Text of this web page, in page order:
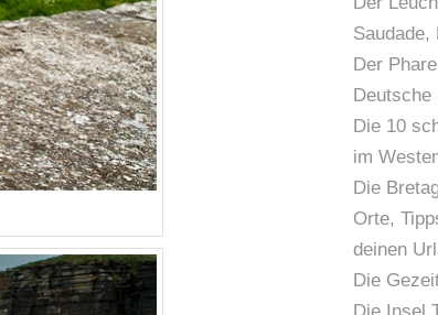
Saudade,
Der
Deutsche
Die 10
im
Die
Orte,
deinen
Die